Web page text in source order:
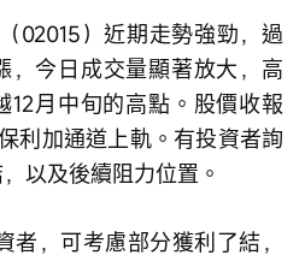
，今日成交量顯著放大，高
12月中旬的高點。股價收報
利加通道上軌。有投資者詢
以及後續阻力位置。